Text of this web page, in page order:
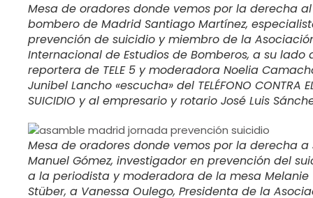
Mesa de oradores donde vemos por la derecha al
bombero de Madrid Santiago Martínez,
prevención de suicidio y miembro de la
Internacional de Estudios de Bomberos, a su lado
reportera de TELE 5 y moderadora Noelia
Junibel Lancho «escucha» del TELÉFONO CONTRA
SUICIDIO y al empresario y rotario José Luis
Mesa de oradores donde vemos por la derecha a
Manuel Gómez, investigador en prevención del
a la periodista y moderadora de la mesa Melanie
Stüber, a Vanessa Oulego, Presidenta de la